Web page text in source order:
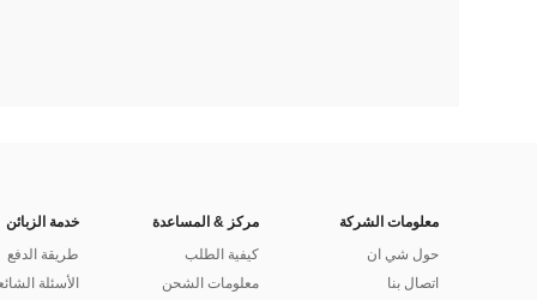
معلومات الشركة
حول شي ان
اتصال بنا
مركز & المساعدة
كيفية الطلب
معلومات الشحن
خدمة الزبائن
طريقة الدفع
الأسئلة